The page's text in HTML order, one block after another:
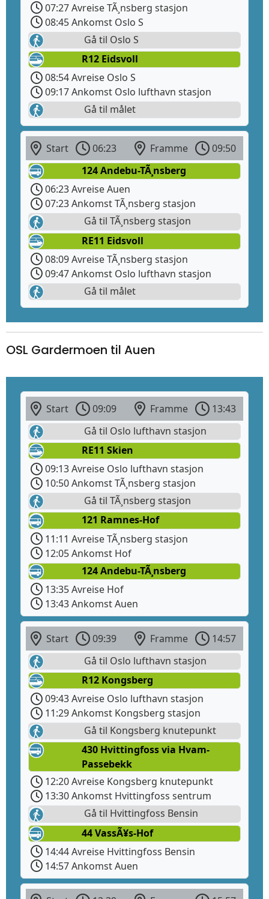
07:27 Avreise TÃ¸nsberg stasjon
08:45 Ankomst Oslo S
Gå til Oslo S
R12 Eidsvoll
08:54 Avreise Oslo S
09:17 Ankomst Oslo lufthavn stasjon
Gå til målet
Start 06:23 Framme
09:50
124 Andebu-TÃ¸nsberg
06:23 Avreise Auen
07:23 Ankomst TÃ¸nsberg stasjon
Gå til TÃ¸nsberg stasjon
RE11 Eidsvoll
08:09 Avreise TÃ¸nsberg stasjon
09:47 Ankomst Oslo lufthavn stasjon
Gå til målet
OSL Gardermoen til Auen
Start 09:09 Framme
13:43
Gå til Oslo lufthavn stasjon
RE11 Skien
09:13 Avreise Oslo lufthavn stasjon
10:50 Ankomst TÃ¸nsberg stasjon
Gå til TÃ¸nsberg stasjon
121 Ramnes-Hof
11:11 Avreise TÃ¸nsberg stasjon
12:05 Ankomst Hof
124 Andebu-TÃ¸nsberg
13:35 Avreise Hof
13:43 Ankomst Auen
Start 09:39 Framme
14:57
Gå til Oslo lufthavn stasjon
R12 Kongsberg
09:43 Avreise Oslo lufthavn stasjon
11:29 Ankomst Kongsberg stasjon
Gå til Kongsberg knutepunkt
430 Hvittingfoss via Hvam-
Passebekk
12:20 Avreise Kongsberg knutepunkt
13:30 Ankomst Hvittingfoss sentrum
Gå til Hvittingfoss Bensin
44 VassÃ¥s-Hof
14:44 Avreise Hvittingfoss Bensin
14:57 Ankomst Auen